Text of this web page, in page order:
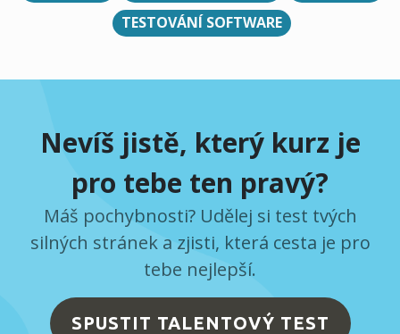
TESTOVÁNÍ SOFTWARE
Nevíš jistě, který kurz je
pro tebe ten pravý?
Máš pochybnosti? Udělej si test tvých
silných stránek a zjisti, která cesta je pro
tebe nejlepší.
SPUSTIT TALENTOVÝ TEST